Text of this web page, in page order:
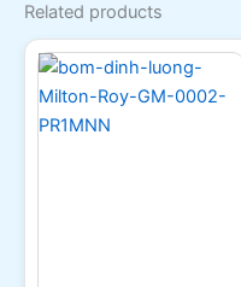
Related products